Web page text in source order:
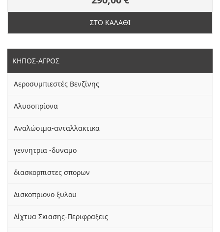
ΣΤΟ ΚΑΛΑΘΙ
ΚΗΠΟΣ-ΑΓΡΟΣ
Αεροσυμπιεστές Βενζίνης
Αλυσοπρίονα
Αναλώσιμα-ανταλλακτικα
γεννητρια -δυναμο
διασκορπιστες σπορων
Δισκοπριονο ξυλου
Δίχτυα Σκιασης-Περιφραξεις